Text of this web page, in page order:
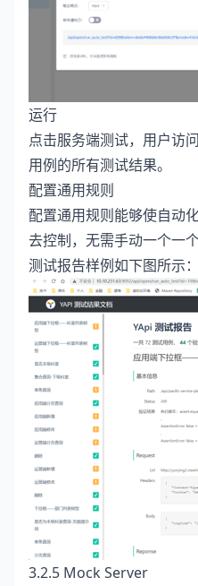
运行
点击服务端测试，用户访
用例的所有测试结果。
配置通用规则
配置通用规则能够使自动
去控制，无需手动一个一
测试报告样例如下图所示：
3.2.5 Mock Server